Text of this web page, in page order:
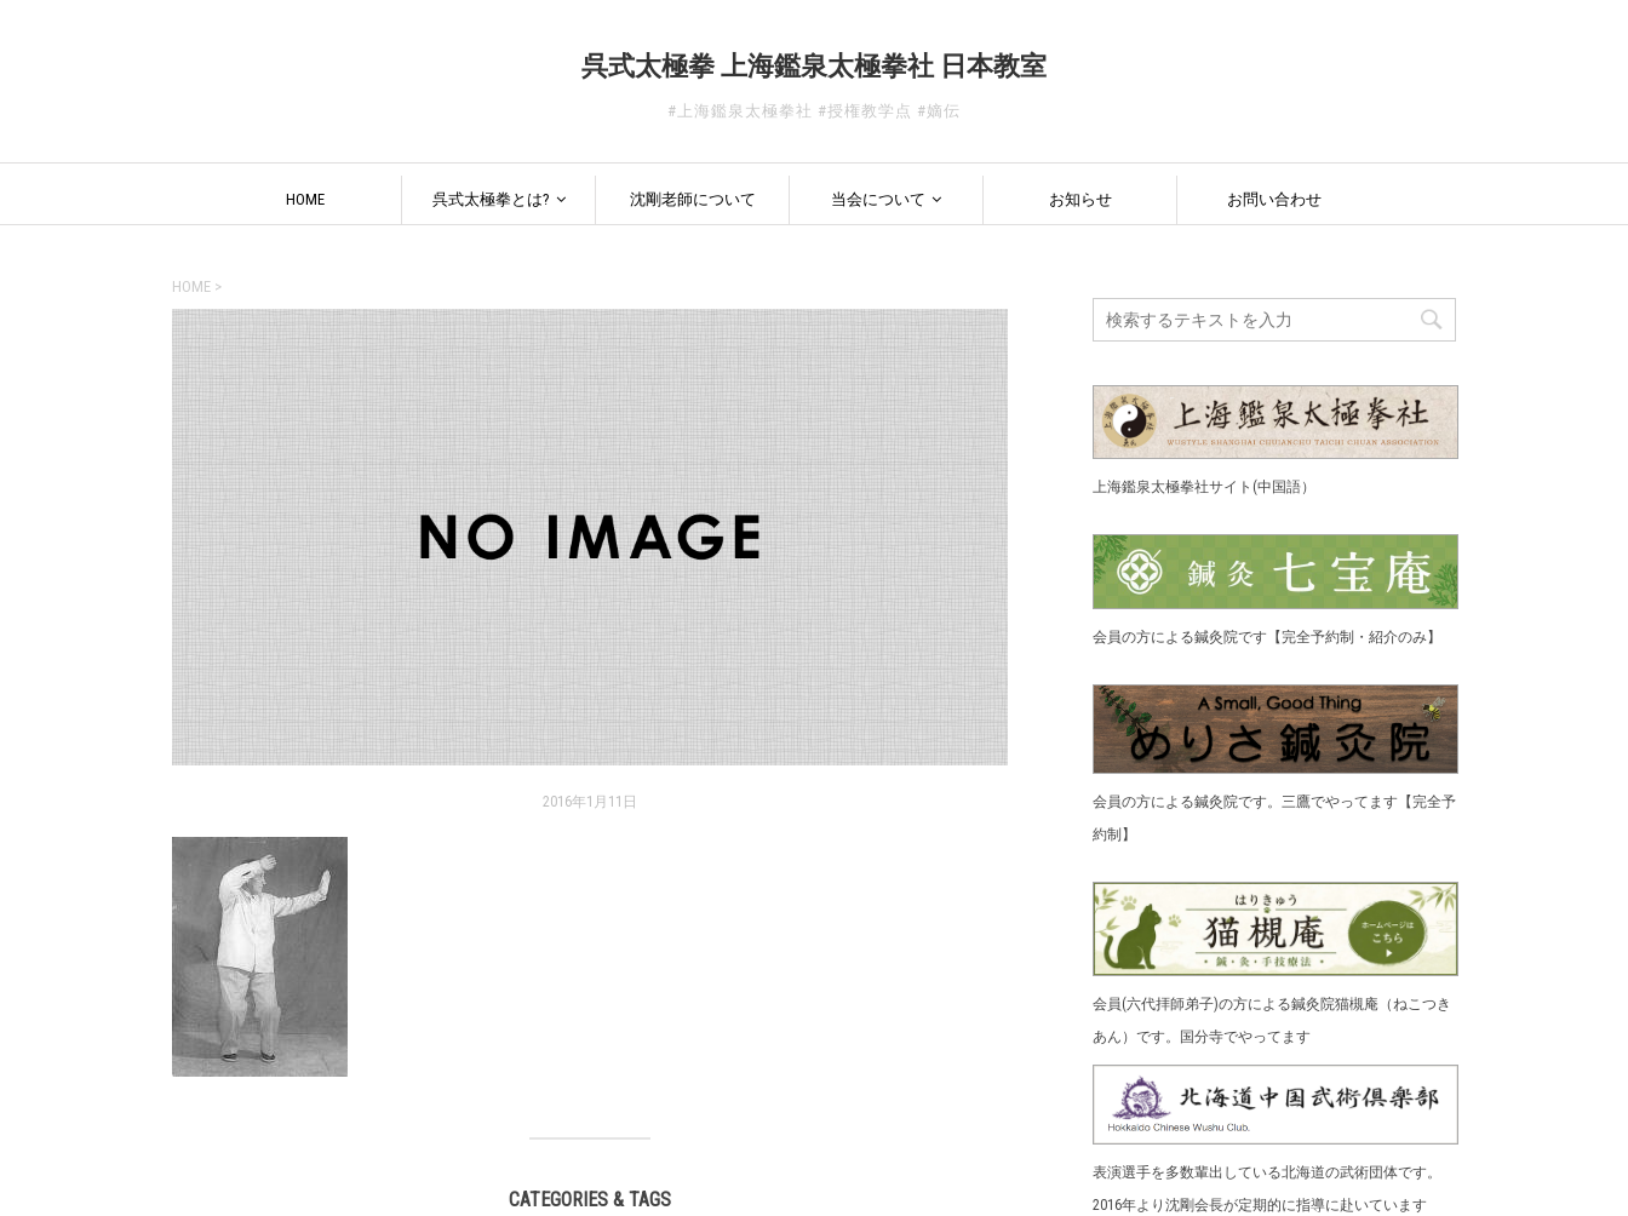
呉式太極拳 上海鑑泉太極拳社 日本教室
#上海鑑泉太極拳社 #授権教学点 #嫡伝
HOME 呉式太極拳とは? 沈剛老師について 当会について お知らせ お問い合わせ
HOME >
2016年1月11日
CATEGORIES & TAGS
上海鑑泉太極拳社サイト(中国語）
会員の方による鍼灸院です【完全予約制・紹介のみ】
会員の方による鍼灸院です。三鷹でやってます【完全予
約制】
会員(六代拝師弟子)の方による鍼灸院猫槻庵（ねこつき
あん）です。国分寺でやってます
表演選手を多数輩出している北海道の武術団体です。
2016年より沈剛会長が定期的に指導に赴いています